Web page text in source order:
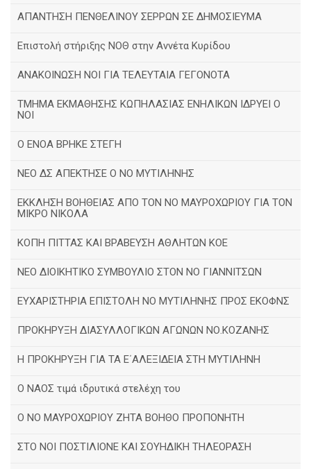
ΑΠΑΝΤΗΣΗ ΠΕΝΘΕΛΙΝΟΥ ΣΕΡΡΩΝ ΣΕ ΔΗΜΟΣΙΕΥΜΑ
Επιστολή στήριξης ΝΟΘ στην Αννέτα Κυρίδου
ΑΝΑΚΟΙΝΩΣΗ ΝΟΙ ΓΙΑ ΤΕΛΕΥΤΑΙΑ ΓΕΓΟΝΟΤΑ
ΤΜΗΜΑ ΕΚΜΑΘΗΣΗΣ ΚΩΠΗΛΑΣΙΑΣ ΕΝΗΛΙΚΩΝ ΙΔΡΥΕΙ Ο
ΝΟΙ
Ο ΕΝΟΑ ΒΡΗΚΕ ΣΤΕΓΗ
ΝΕΟ ΔΣ ΑΠΕΚΤΗΣΕ Ο ΝΟ ΜΥΤΙΛΗΝΗΣ
ΕΚΚΛΗΣΗ ΒΟΗΘΕΙΑΣ ΑΠΟ ΤΟΝ ΝΟ ΜΑΥΡΟΧΩΡΙΟΥ ΓΙΑ ΤΟΝ
ΜΙΚΡΟ ΝΙΚΟΛΑ
ΚΟΠΗ ΠΙΤΤΑΣ ΚΑΙ ΒΡΑΒΕΥΣΗ ΑΘΛΗΤΩΝ ΚΟΕ
ΝΕΟ ΔΙΟΙΚΗΤΙΚΟ ΣΥΜΒΟΥΛΙΟ ΣΤΟΝ ΝΟ ΓΙΑΝΝΙΤΣΩΝ
ΕΥΧΑΡΙΣΤΗΡΙΑ ΕΠΙΣΤΟΛΗ ΝΟ ΜΥΤΙΛΗΝΗΣ ΠΡΟΣ ΕΚΟΦΝΣ
ΠΡΟΚΗΡΥΞΗ ΔΙΑΣΥΛΛΟΓΙΚΩΝ ΑΓΩΝΩΝ ΝΟ.ΚΟΖΑΝΗΣ
Η ΠΡΟΚΗΡΥΞΗ ΓΙΑ ΤΑ Ε΄ΑΛΕΞΙΔΕΙΑ ΣΤΗ ΜΥΤΙΛΗΝΗ
Ο ΝΑΟΣ τιμά ιδρυτικά στελέχη του
Ο ΝΟ ΜΑΥΡΟΧΩΡΙΟΥ ΖΗΤΑ ΒΟΗΘΟ ΠΡΟΠΟΝΗΤΗ
ΣΤΟ ΝΟΙ ΠΟΣΤΙΛΙΟΝΕ ΚΑΙ ΣΟΥΗΔΙΚΗ ΤΗΛΕΟΡΑΣΗ